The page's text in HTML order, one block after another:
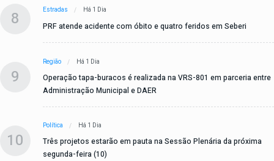
8 Estradas Há 1 Dia
PRF atende acidente com óbito e quatro feridos em Seberi
9
Região Há 1 Dia
Operação tapa-buracos é realizada na VRS-801 em parceria entre
Administração Municipal e DAER
10
Política Há 1 Dia
Três projetos estarão em pauta na Sessão Plenária da próxima
segunda-feira (10)